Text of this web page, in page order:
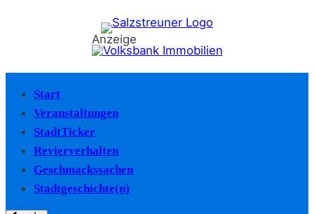
Anzeige
Start
Veranstaltungen
StadtTicker
Revierverhalten
Geschmackssachen
Stadtgeschichte(n)